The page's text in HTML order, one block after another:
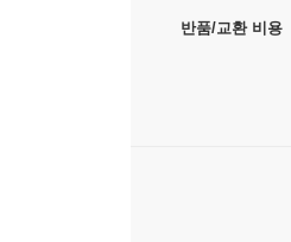
반품/교환 비용